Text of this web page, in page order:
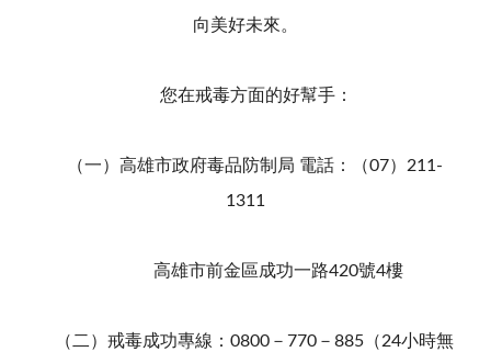
向美好未來。
您在戒毒方面的好幫手：
（一）高雄市政府毒品防制局 電話：（07）211-
1311
高雄市前金區成功一路420號4樓
（二）戒毒成功專線：0800－770－885（24小時無